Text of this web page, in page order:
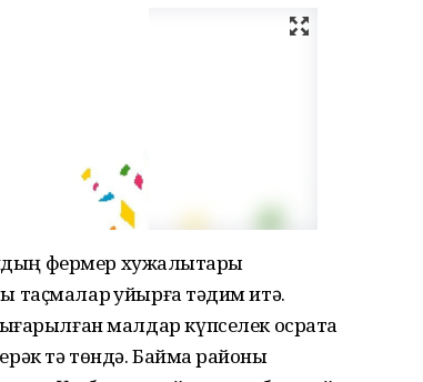
фермер хужалыҡтары
таҫмалар ҡуйырға тәҡдим итә.
малдар күпселек осраҡта
тә төндә. Баймаҡ районы